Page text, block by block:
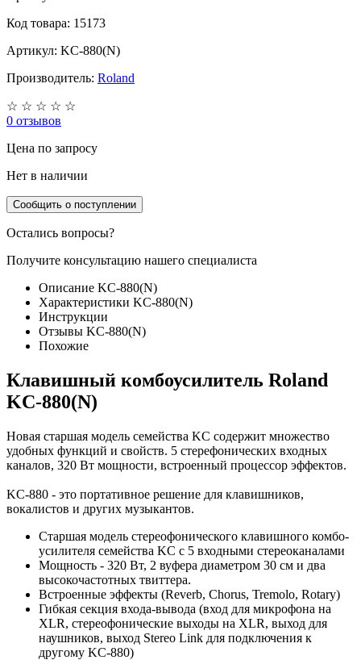
Код товара: 15173
Артикул: KC-880(N)
Производитель: Roland
☆ ☆ ☆ ☆ ☆
0 отзывов
Цена по запросу
Нет в наличии
Сообщить о поступлении
Остались вопросы?
Получите консультацию нашего специалиста
Описание KC-880(N)
Характеристики KC-880(N)
Инструкции
Отзывы KC-880(N)
Похожие
Клавишный комбоусилитель Roland
KC-880(N)
Новая старшая модель семейства KC содержит множество
удобных функций и свойств. 5 стерефонических входных
каналов, 320 Вт мощности, встроенный процессор эффектов.
KC-880 - это портативное решение для клавишников,
вокалистов и других музыкантов.
Старшая модель стереофонического клавишного комбо-
усилителя семейства KC с 5 входными стереоканалами
Мощность - 320 Вт, 2 вуфера диаметром 30 см и два
высокочастотных твиттера.
Встроенные эффекты (Reverb, Chorus, Tremolo, Rotary)
Гибкая секция входа-вывода (вход для микрофона на
XLR, стереофонические выходы на XLR, выход для
наушников, выход Stereo Link для подключения к
другому KC-880)